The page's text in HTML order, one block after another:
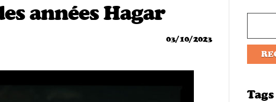
années Hagar
03/10/2023
Tags